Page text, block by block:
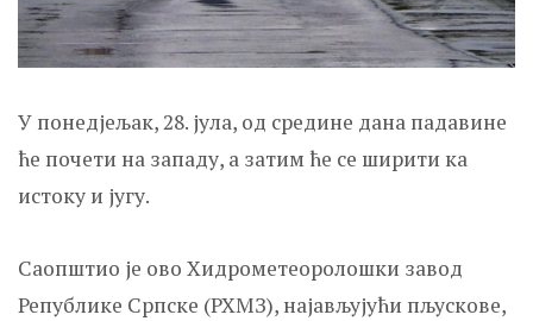
У понедјељак, 28. јула, од средине дана падавине
ће почети на западу, а затим ће се ширити ка
истоку и југу.
Саопштио је ово Хидрометеоролошки завод
Републике Српске (РХМЗ), најављујући пљускове,